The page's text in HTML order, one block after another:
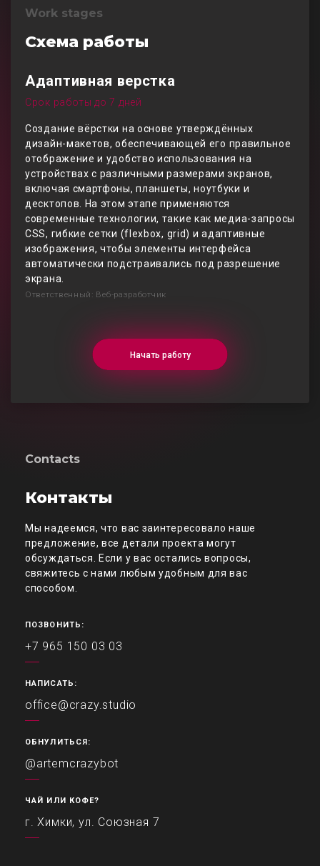
Work stages
Схема работы
Адаптивная верстка
Срок работы до 7 дней
Создание вёрстки на основе утверждённых
дизайн-макетов, обеспечивающей его правильное
отображение и удобство использования на
устройствах с различными размерами экранов,
включая смартфоны, планшеты, ноутбуки и
десктопов. На этом этапе применяются
современные технологии, такие как медиа-запросы
CSS, гибкие сетки (flexbox, grid) и адаптивные
изображения, чтобы элементы интерфейса
автоматически подстраивались под разрешение
экрана.
Ответственный: Веб-разработчик
Начать работу
Contacts
Контакты
Мы надеемся, что вас заинтересовало наше
предложение, все детали проекта могут
обсуждаться. Если у вас остались вопросы,
свяжитесь с нами любым удобным для вас
способом.
ПОЗВОНИТЬ:
+7 965 150 03 03
НАПИСАТЬ:
office@crazy.studio
ОБНУЛИТЬСЯ:
@artemcrazybot
ЧАЙ ИЛИ КОФЕ?
г. Химки, ул. Союзная 7